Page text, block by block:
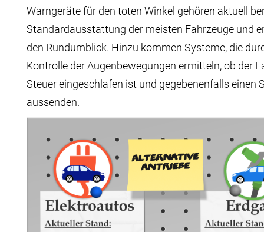
Warngeräte für den toten Winkel gehören aktuell
Standardausstattung der meisten Fahrzeuge und
den Rundumblick. Hinzu kommen Systeme, die
Kontrolle der Augenbewegungen ermitteln, ob der
Steuer eingeschlafen ist und gegebenenfalls einen
aussenden.